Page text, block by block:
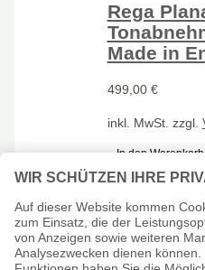
Rega
Made in
499,00 €
inkl. MwSt. zzgl.
In den Warenkorb
Impressum
Datenschutzerklärung